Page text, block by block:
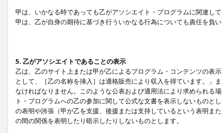
甲は、いかなる時であっても乙がアソシエイト・プログラムに関連し
甲は、乙が自身の期待に基づき行ういかなる行為についても責任を負
5. 乙がアソシエイトであることの表示
乙は、乙のサイト上または甲が乙によるプログラム・コンテンツの表
として、［乙の名称を挿入］は適格販売により収入を得ています。」
なければなりません。このような公表および適用法により求められる
ト・プログラムへの乙の参加に関して公式な文書を表示しないもの
の表明や誇張（甲が乙を支援、後援または支持しているという表明ま
の間の関係を表明したり暗示したりしないものとします。